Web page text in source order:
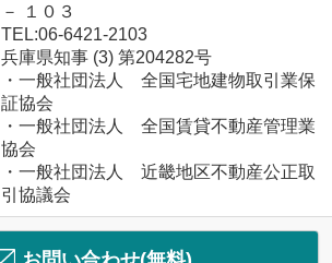
－ １０３
TEL:06-6421-2103
兵庫県知事 (3) 第204282号
・一般社団法人 全国宅地建物取引業保
証協会
・一般社団法人 全国賃貸不動産管理業
協会
・一般社団法人 近畿地区不動産公正取
引協議会